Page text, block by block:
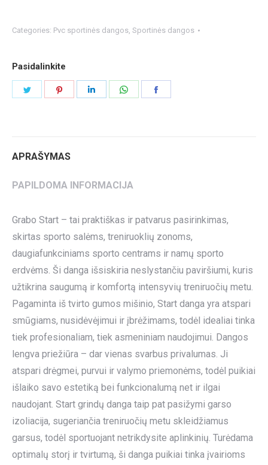
Categories: Pvc sportinės dangos, Sportinės dangos
Pasidalinkite
APRAŠYMAS
PAPILDOMA INFORMACIJA
Grabo Start – tai praktiškas ir patvarus pasirinkimas,
skirtas sporto salėms, treniruoklių zonoms,
daugiafunkciniams sporto centrams ir namų sporto
erdvėms. Ši danga išsiskiria neslystančiu paviršiumi, kuris
užtikrina saugumą ir komfortą intensyvių treniruočių metu.
Pagaminta iš tvirto gumos mišinio, Start danga yra atspari
smūgiams, nusidėvėjimui ir įbrėžimams, todėl idealiai tinka
tiek profesionaliam, tiek asmeniniam naudojimui. Dangos
lengva priežiūra – dar vienas svarbus privalumas. Ji
atspari drėgmei, purvui ir valymo priemonėms, todėl puikiai
išlaiko savo estetiką bei funkcionalumą net ir ilgai
naudojant. Start grindų danga taip pat pasižymi garso
izoliacija, sugeriančia treniruočių metu skleidžiamus
garsus, todėl sportuojant netrikdysite aplinkinių. Turėdama
optimalų storį ir tvirtumą, ši danga puikiai tinka įvairioms